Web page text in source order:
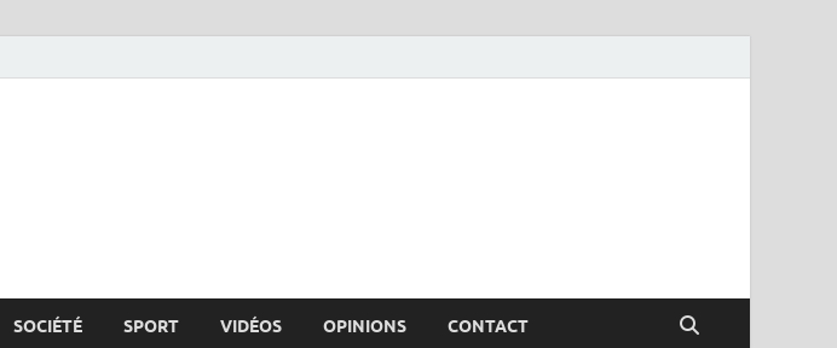
SOCIÉTÉ SPORT VIDÉOS OPINIONS CONTACT